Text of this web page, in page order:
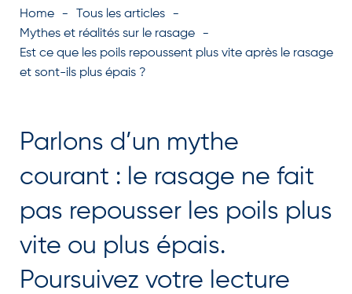
Home
Tous les articles
Mythes et réalités sur le rasage
Est ce que les poils repoussent plus vite après le rasage
et sont-ils plus épais ?
Parlons d’un mythe
courant : le rasage ne fait
pas repousser les poils plus
vite ou plus épais.
Poursuivez votre lecture